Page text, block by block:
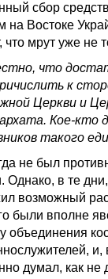
сбор
на Востоке
что мрут уже не
что
к
Церкви и
Кое-кто
такого
не был
Однако, в те
возможный
были вполне
объединения
и,
думал, как не